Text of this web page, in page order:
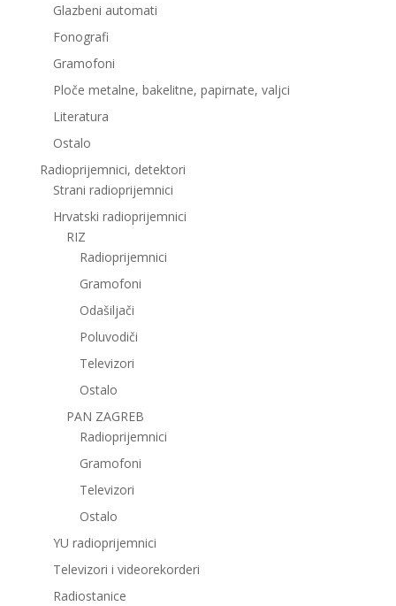
Glazbeni automati
Fonografi
Gramofoni
Ploče metalne, bakelitne, papirnate, valjci
Literatura
Ostalo
Radioprijemnici, detektori
Strani radioprijemnici
Hrvatski radioprijemnici
RIZ
Radioprijemnici
Gramofoni
Odašiljači
Poluvodiči
Televizori
Ostalo
PAN ZAGREB
Radioprijemnici
Gramofoni
Televizori
Ostalo
YU radioprijemnici
Televizori i videorekorderi
Radiostanice